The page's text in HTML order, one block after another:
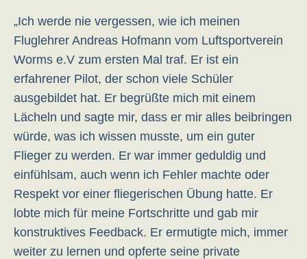
„Ich werde nie vergessen, wie ich meinen
Fluglehrer Andreas Hofmann vom Luftsportverein
Worms e.V zum ersten Mal traf. Er ist ein
erfahrener Pilot, der schon viele Schüler
ausgebildet hat. Er begrüßte mich mit einem
Lächeln und sagte mir, dass er mir alles beibringen
würde, was ich wissen musste, um ein guter
Flieger zu werden. Er war immer geduldig und
einfühlsam, auch wenn ich Fehler machte oder
Respekt vor einer fliegerischen Übung hatte. Er
lobte mich für meine Fortschritte und gab mir
konstruktives Feedback. Er ermutigte mich, immer
weiter zu lernen und opferte seine private